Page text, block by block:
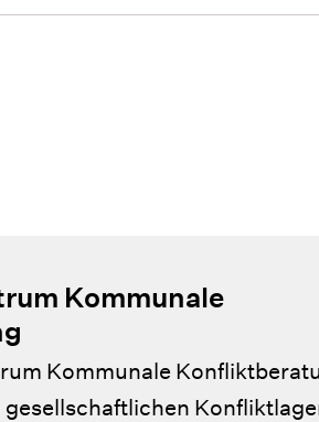
Kommunale
Kommunale